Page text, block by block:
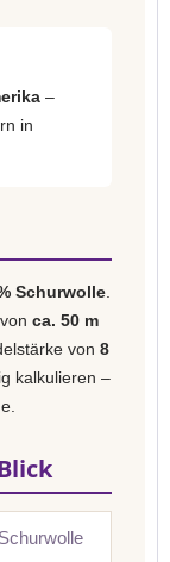
–
in
Schurwolle
ca. 50 m
von 8
kalkulieren –